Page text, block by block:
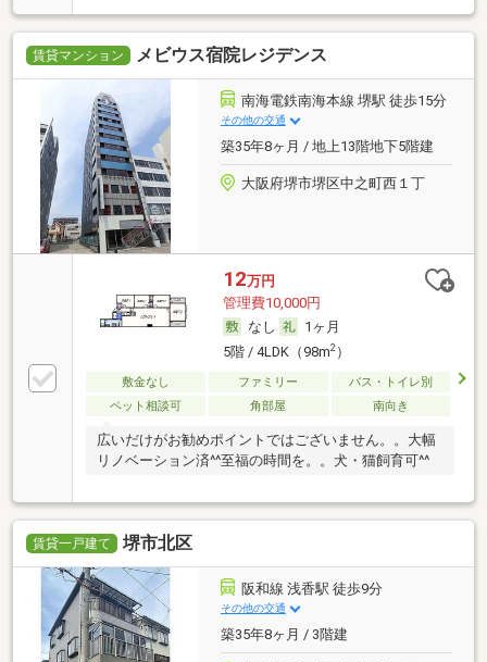
賃貸マンション メビウス宿院レジデンス
南海電鉄南海本線 堺駅 徒歩15分
その他の交通
築35年8ヶ月 / 地上13階地下5階建
大阪府堺市堺区中之町西１丁
12万円
管理費10,000円
なし
1ヶ月
5階 / 4LDK（98m2）
敷金なし ファミリー
バス・トイレ別
ペット相談可
角部屋 南向き
広いだけがお勧めポイントではございません。。大幅
リノベーション済^^至福の時間を。。犬・猫飼育可^^
賃貸一戸建て 堺市北区
阪和線 浅香駅 徒歩9分
その他の交通
築35年8ヶ月 / 3階建